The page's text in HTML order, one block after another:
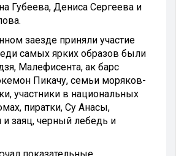
Губеева, Дениса Сергеева и
заезде приняли участие
самых ярких образов были
Малефисента, ак барс
Пикачу, семьи моряков-
участники в национальных
пиратки, Су Анасы,
заяц, черный лебедь и
показательные